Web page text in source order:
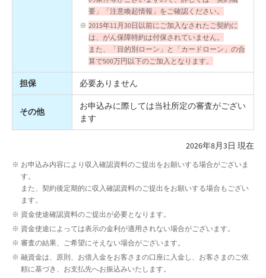
要」「注意喚起情報」をご確認ください。
2015年11月30日以前にご加入なされたご契約に
は、がん保障特約は付保されていません。
また、「目的別ローン」と「カードローン」の合
算で500万円以下のご加入となります。
担保 必要ありません
その他
お申込みに際しては当社所定の審査がござい
ます
2026年8月3日 現在
お申込み内容により収入確認資料のご提出をお願いする場合がございま
す。
また、契約後定期的に収入確認資料のご提出をお願いする場合もござい
ます。
資金使途確認資料のご提出が必要となります。
資金使途によっては表示の金利が適用されない場合がございます。
審査の結果、ご希望にそえない場合がございます。
融資金は、原則、お借入金をお客さまの口座に入金し、お客さまのご依
頼に基づき、お支払先へお振込みいたします。